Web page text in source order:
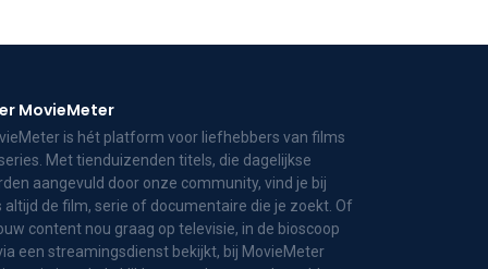
MovieMeter
is hét platform voor liefhebbers van films
Met tienduizenden titels, die dagelijkse
aangevuld door onze community, vind je bij
altijd de film, serie of documentaire die je zoekt. Of
content nou graag op televisie, in de bioscoop
een streamingsdienst bekijkt, bij MovieMeter